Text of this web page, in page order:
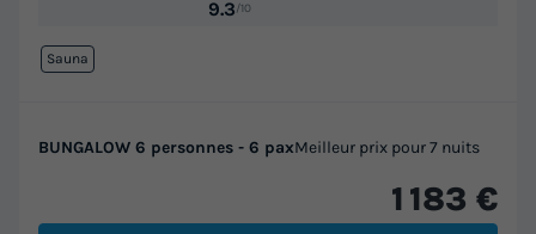
9.3/10
Sauna
BUNGALOW 6 personnes - 6 paxMeilleur prix pour 7 nuits
1 183 €